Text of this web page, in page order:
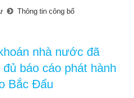
Thông tin công bố
nhà nước đã
báo cáo phát hành
Bắc Đẩu